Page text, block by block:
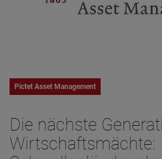
Pictet Asset Management
Die nächste
Wirtschaftsmächte: